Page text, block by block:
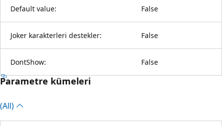
Default value: False
Joker karakterleri destekler: False
DontShow: False
Parametre kümeleri
(All)